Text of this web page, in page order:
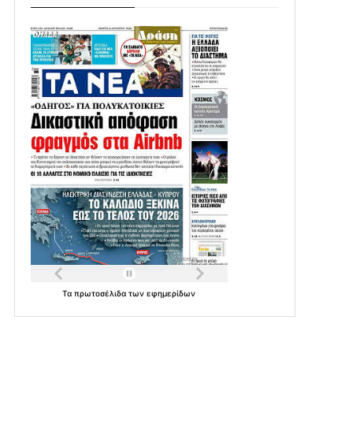
Ταπρωτοσέλιδατωνεφημερίδων